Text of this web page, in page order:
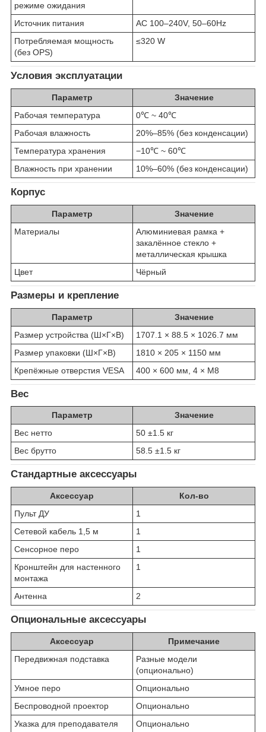
режиме ожидания
Источник питания
AC 100–240V, 50–60Hz
Потребляемая мощность
(без OPS)
≤320 W
Условия эксплуатации
Параметр
Значение
Рабочая температура
0℃ ~ 40℃
Рабочая влажность
20%–85% (без конденсации)
Температура хранения
−10℃ ~ 60℃
Влажность при хранении
10%–60% (без конденсации)
Корпус
Параметр
Значение
Материалы
Алюминиевая рамка +
закалённое стекло +
металлическая крышка
Цвет
Чёрный
Размеры и крепление
Параметр
Значение
Размер устройства (Ш×Г×В)
1707.1 × 88.5 × 1026.7 мм
Размер упаковки (Ш×Г×В)
1810 × 205 × 1150 мм
Крепёжные отверстия VESA
400 × 600 мм, 4 × M8
Вес
Параметр
Значение
Вес нетто
50 ±1.5 кг
Вес брутто
58.5 ±1.5 кг
Стандартные аксессуары
Аксессуар
Кол-во
Пульт ДУ
1
Сетевой кабель 1,5 м
1
Сенсорное перо
1
Кронштейн для настенного
монтажа
1
Антенна 2
Опциональные аксессуары
Аксессуар
Примечание
Передвижная подставка
Разные модели
(опционально)
Умное перо
Опционально
Беспроводной проектор
Опционально
Указка для преподавателя
Опционально